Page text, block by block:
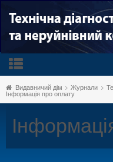
Видавничий дім Журнали
Інформація про оплату